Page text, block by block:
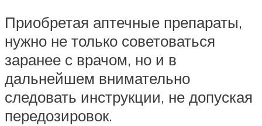
Приобретая аптечные препараты,
нужно не только советоваться
заранее с врачом, но и в
дальнейшем внимательно
следовать инструкции, не допуская
передозировок.